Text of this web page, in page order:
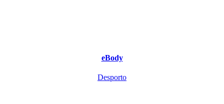
eBody
Desporto